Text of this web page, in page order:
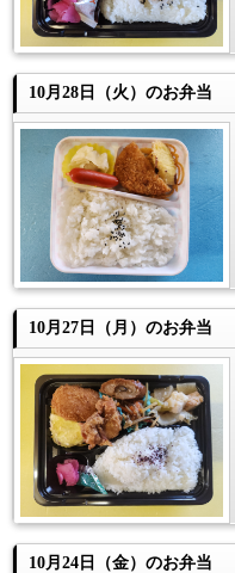
10月28日（火）のお弁当
10月27日（月）のお弁当
10月24日（金）のお弁当